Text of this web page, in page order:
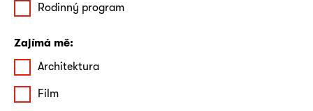
Rodinný program
Zajímá mě:
Architektura
Film